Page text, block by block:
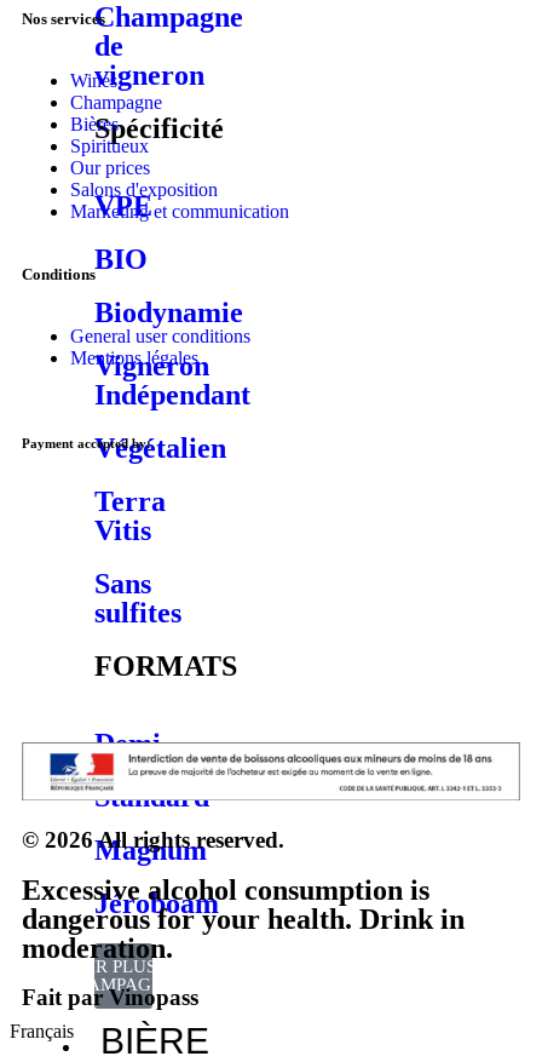
Champagne
de
vigneron
Spécificité
VPE
BIO
Biodynamie
Vigneron
Indépendant
Végétalien
Terra
Vitis
Sans
sulfites
FORMATS
Demi
Standard
Magnum
Jéroboam
VOIR PLUS DE
CHAMPAGNES
BIÈRE
Nos services
Wines
Champagne
Bières
Spiritueux
Our prices
Salons d'exposition
Marketing et communication
Conditions
General user conditions
Mentions légales
Payment accepted by:
© 2026 All rights reserved.
Excessive alcohol consumption is
dangerous for your health. Drink in
moderation.
Fait par Vinopass
Français